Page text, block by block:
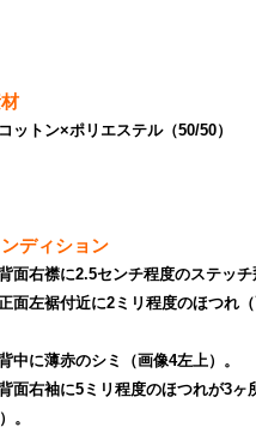
ットン×ポリエステル（50/50）
ンディション
面右襟に2.5センチ程度のステッ
面左裾付近に2ミリ程度のほつれ
中に薄赤のシミ（画像4左上）。
面右袖に5ミリ程度のほつれが3ヶ
。